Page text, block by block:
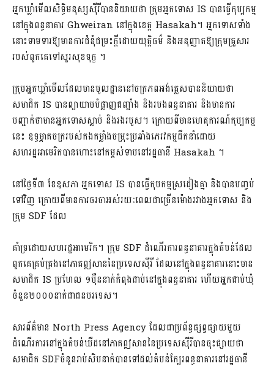
អ្នកឃ្លាំមើល​សិទ្ធិមនុស្ស​ស៊ី​រី​បាន​និយាយថា ក្រុម​អ្នកទោស IS បានធ្វើ​កុប្បកម្ម​
នៅក្នុង​ពន្ធនាគារ Ghweiran នៅក្នុង​ខេត្ត Hasakah។ អ្នកទោស​ទាំង
នោះ​ទាមទារ​ឱ្យមាន​ការជំនុំជម្រះ​ក្តី​ដោយ​យុត្តិធម៌ និង​អនុញ្ញាតឱ្យ​ក្រុមគ្រួសារ​
របស់​ពួកគេ​ទៅសួរសុខទុក្ខ ។
ក្រុម​អ្នកឃ្លាំមើល​ដែលមាន​មូលដ្ឋាន​នៅ​ចក្រភព​អង់គ្លេស​បាន​និយាយថា
សមាជិក IS បាន​ព្យាយាម​បំផ្លាញ​ជញ្ជាំង និង​របង​ពន្ធនាគារ និង​មានការ​
បញ្ជាក់ថា​មាន​អ្នកទោស​ស្លាប់ និង​រងរបួស។ ក្រោយពី​មាន​ហេតុការណ៍​កុប្បកម្ម​
នេះ ឧទ្ធម្ភាគចក្រ​របស់​ក​ង​កម្លាំងចម្រុះ​ប្រឆាំង​ភេរវកម្ម​ដឹកនាំ​ដោយ​
សហរដ្ឋអាមេរិក​បាន​ហោះ​នៅ​កម្ពស់​ទាប​នៅ​រដ្ឋធានី Hasakah ។
នៅ​ថ្ងៃទី៣ ខែឧសភា អ្នកទោស IS បានធ្វើ​កុបកម្ម​ស្រដៀង​គ្នា និង​បានបញ្ចប់​
ទៅវិញ ក្រោយពី​មានការ​ចរចា​អស់​រយៈពេល​ជាច្រើន​ម៉ោង​រវាង​អ្នកទោស និង​
ក្រុម SDF ដែល
គាំទ្រ​ដោយ​សហរដ្ឋអាមេរិក។ ក្រុម SDF ដំណើរការ​ពន្ធនាគារ​ក្នុង​តំបន់​ដែល​
ពួកគេ​គ្រប់គ្រង​នៅ​ភាគ​ឦសាន​នៃ​ប្រទេស​ស៊ី​រី ដែល​នៅក្នុង​ពន្ធនាគារ​នោះ​មាន​
សមាជិក IS ប្រហែល ១ម៉ឺន​នាក់​កំពុង​ជាប់​នៅក្នុង​ពន្ធនាគារ ហើយ​អ្នក​ជាប់ឃុំ​
ចំនួន២០០០នាក់​ជា​ជនបរទេស។
សារព័ត៌មាន North Press Agency ដែលជា​ប្រព័ន្ធ​ផ្សព្វផ្សាយ​មួយ​
ដំណើរការ​នៅក្នុង​តំបន់​ឃឺ​ដ​នៅ​ភាគ​ឦសាន​នៃ​ប្រទេស​ស៊ី​រី​បាន​ចុះផ្សាយ​ថា
សមាជិក SDFចំនួន​រាប់សិប​នាក់​បាន​ទៅដល់​តំបន់​ក្បែរ​ពន្ធនាគារ​នៅ​រដ្ឋធានី